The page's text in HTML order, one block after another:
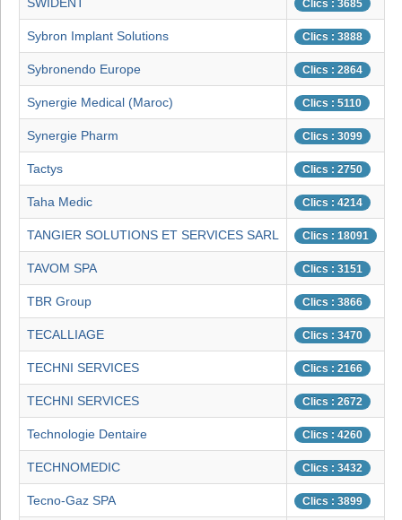
SWIDENT Clics : 3685
Sybron Implant Solutions Clics : 3888
Sybronendo Europe Clics : 2864
Synergie Medical (Maroc) Clics : 5110
Synergie Pharm Clics : 3099
Tactys Clics : 2750
Taha Medic Clics : 4214
TANGIER SOLUTIONS ET SERVICES SARL Clics : 18091
TAVOM SPA Clics : 3151
TBR Group Clics : 3866
TECALLIAGE Clics : 3470
TECHNI SERVICES Clics : 2166
TECHNI SERVICES Clics : 2672
Technologie Dentaire Clics : 4260
TECHNOMEDIC Clics : 3432
Tecno-Gaz SPA Clics : 3899